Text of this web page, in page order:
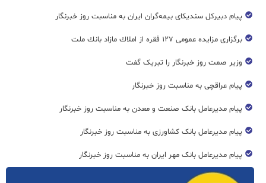
پیام دبیرکل سندیکای بیمه‌گران ایران به مناسبت روز خبرنگار
برگزاری مزایده عمومی ۱۲۷ فقره از املاك مازاد بانك ملت
وزیر صمت روز خبرنگار را تبریک گفت
پیام عراقچی به مناسبت روز خبرنگار
پیام مدیرعامل بانک صنعت و معدن به مناسبت روز خبرنگار
پیام مدیرعامل بانک کشاورزی به مناسبت روز خبرنگار
پیام مدیرعامل بانک مهر ایران به مناسبت روز خبرنگار